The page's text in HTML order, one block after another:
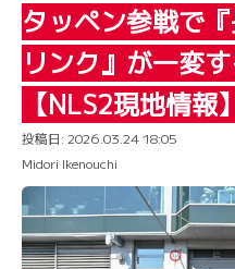
タッペン参戦で
リンク』が一変
【NLS2現地情報】
投稿日: 2026.03.24 18:05
Midori Ikenouchi